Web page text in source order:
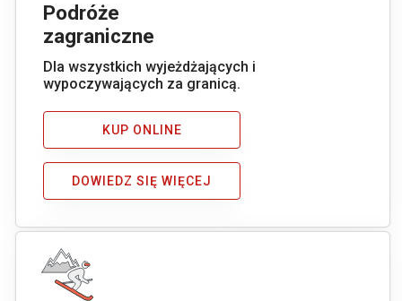
Podróże
zagraniczne
Dla wszystkich wyjeżdżających i
wypoczywających za granicą.
KUP ONLINE
DOWIEDZ SIĘ WIĘCEJ